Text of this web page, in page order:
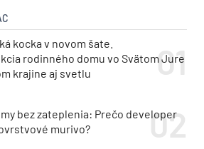
kocka v novom šate.
rodinného domu vo Svätom Jure
krajine aj svetlu
bez zateplenia: Prečo developer
murivo?